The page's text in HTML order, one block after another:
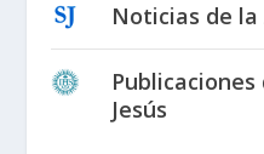
Noticias de la
Jesús